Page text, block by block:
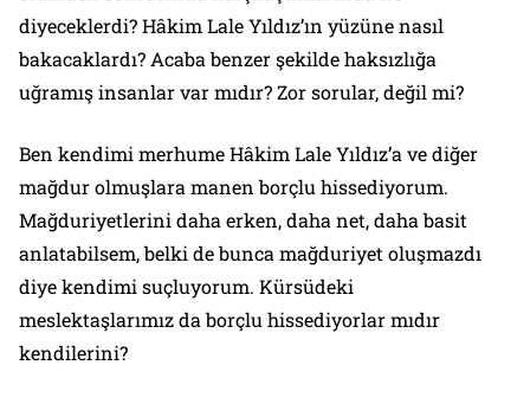
diyeceklerdi? Hâkim Lale Yıldız’ın yüzüne nasıl
bakacaklardı? Acaba benzer şekilde haksızlığa
uğramış insanlar var mıdır? Zor sorular, değil mi?
Ben kendimi merhume Hâkim Lale Yıldız’a ve diğer
mağdur olmuşlara manen borçlu hissediyorum.
Mağduriyetlerini daha erken, daha net, daha basit
anlatabilsem, belki de bunca mağduriyet oluşmazdı
diye kendimi suçluyorum. Kürsüdeki
meslektaşlarımız da borçlu hissediyorlar mıdır
kendilerini?